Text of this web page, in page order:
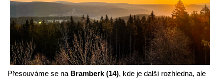
Přesouváme se na Bramberk (14), kde je další rozhledna, ale